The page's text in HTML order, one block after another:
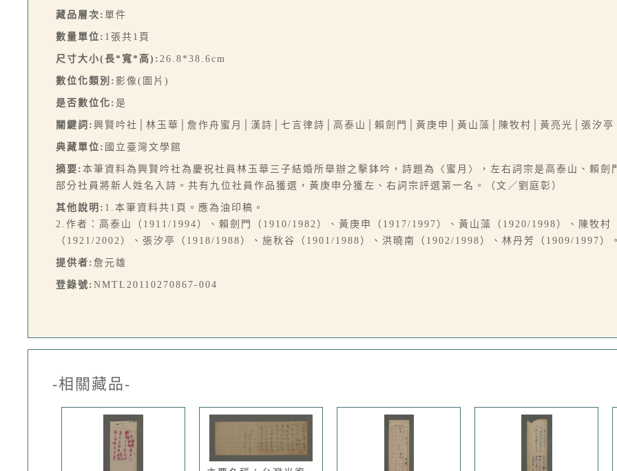
藏品層次: 單件
數量單位: 1張共1頁
尺寸大小(長*寬*高): 26.8*38.6cm
數位化類別: 影像(圖片)
是否數位化: 是
關鍵詞: 興賢吟社│林玉華│詹作舟蜜月│漢詩│七言律詩│高泰山│賴劍門│黃庚申│黃山藻│陳牧村│黃亮光│張汐
典藏單位: 國立臺灣文學館
摘要: 本筆資料為興賢吟社為慶祝社員林玉華三子結婚所舉辦之擊鉢吟，詩題為〈蜜月〉，左右詞宗是高泰山、賴
部分社員將新人姓名入詩。共有九位社員作品獲選，黃庚申分獲左、右詞宗評選第一名。（文／劉庭彰）
其他說明: 1.本筆資料共1頁。應為油印稿。
2.作者：高泰山（1911/1994）、賴劍門（1910/1982）、黃庚申（1917/1997）、黃山藻（1920/1998）、陳牧村
（1921/2002）、張汐亭（1918/1988）、施秋谷（1901/1988）、洪曉南（1902/1998）、林丹芳（1909/1997）
提供者: 詹元雄
登錄號: NMTL20110270867-004
-相關藏品-